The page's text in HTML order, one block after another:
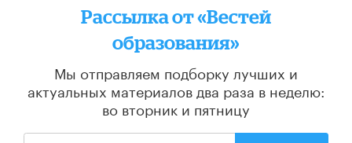
Рассылка от «Вестей
образования»
Мы отправляем подборку лучших и
актуальных материалов два раза в неделю:
во вторник и пятницу